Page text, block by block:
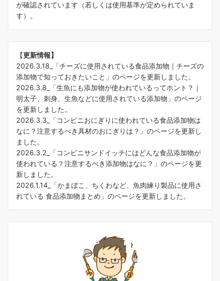
が確認されています（若しくは使用基準が定められていま
す）。
【更新情報】
2026.3.18_「チーズに使用されている食品添加物｜チーズの
添加物で知っておきたいこと 」のページを更新しました。
2026.3.8_「生魚にも添加物が使われているってホント？｜
明太子、刺身、生魚などに使用されている添加物 」のページ
を更新しました。
2026.3.3_「コンビニおにぎりに使われている食品添加物は
なに？注意するべき具材のおにぎりは？ 」のページを更新し
ました。
2026.3.2_「コンビニサンドイッチにはどんな食品添加物が
使われている？注意するべき添加物はなに？ 」のページを更
新しました。
2026.1.14_「かまぼこ、ちくわなど、魚肉練り製品に使用さ
れている 食品添加物まとめ 」のページを更新しました。